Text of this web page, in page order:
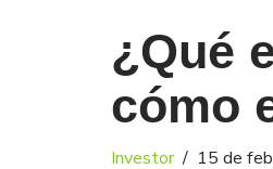
¿Qué
cómo
Investor 15 de